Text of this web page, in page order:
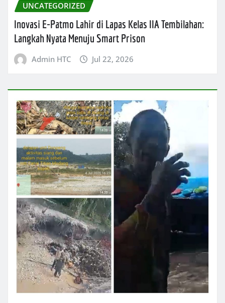
UNCATEGORIZED
Inovasi E-Patmo Lahir di Lapas Kelas IIA Tembilahan:
Langkah Nyata Menuju Smart Prison
Admin HTC Jul 22, 2026